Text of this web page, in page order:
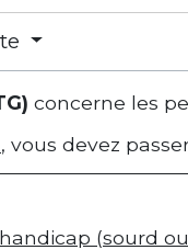
concerne les
, vous devez
(sourd